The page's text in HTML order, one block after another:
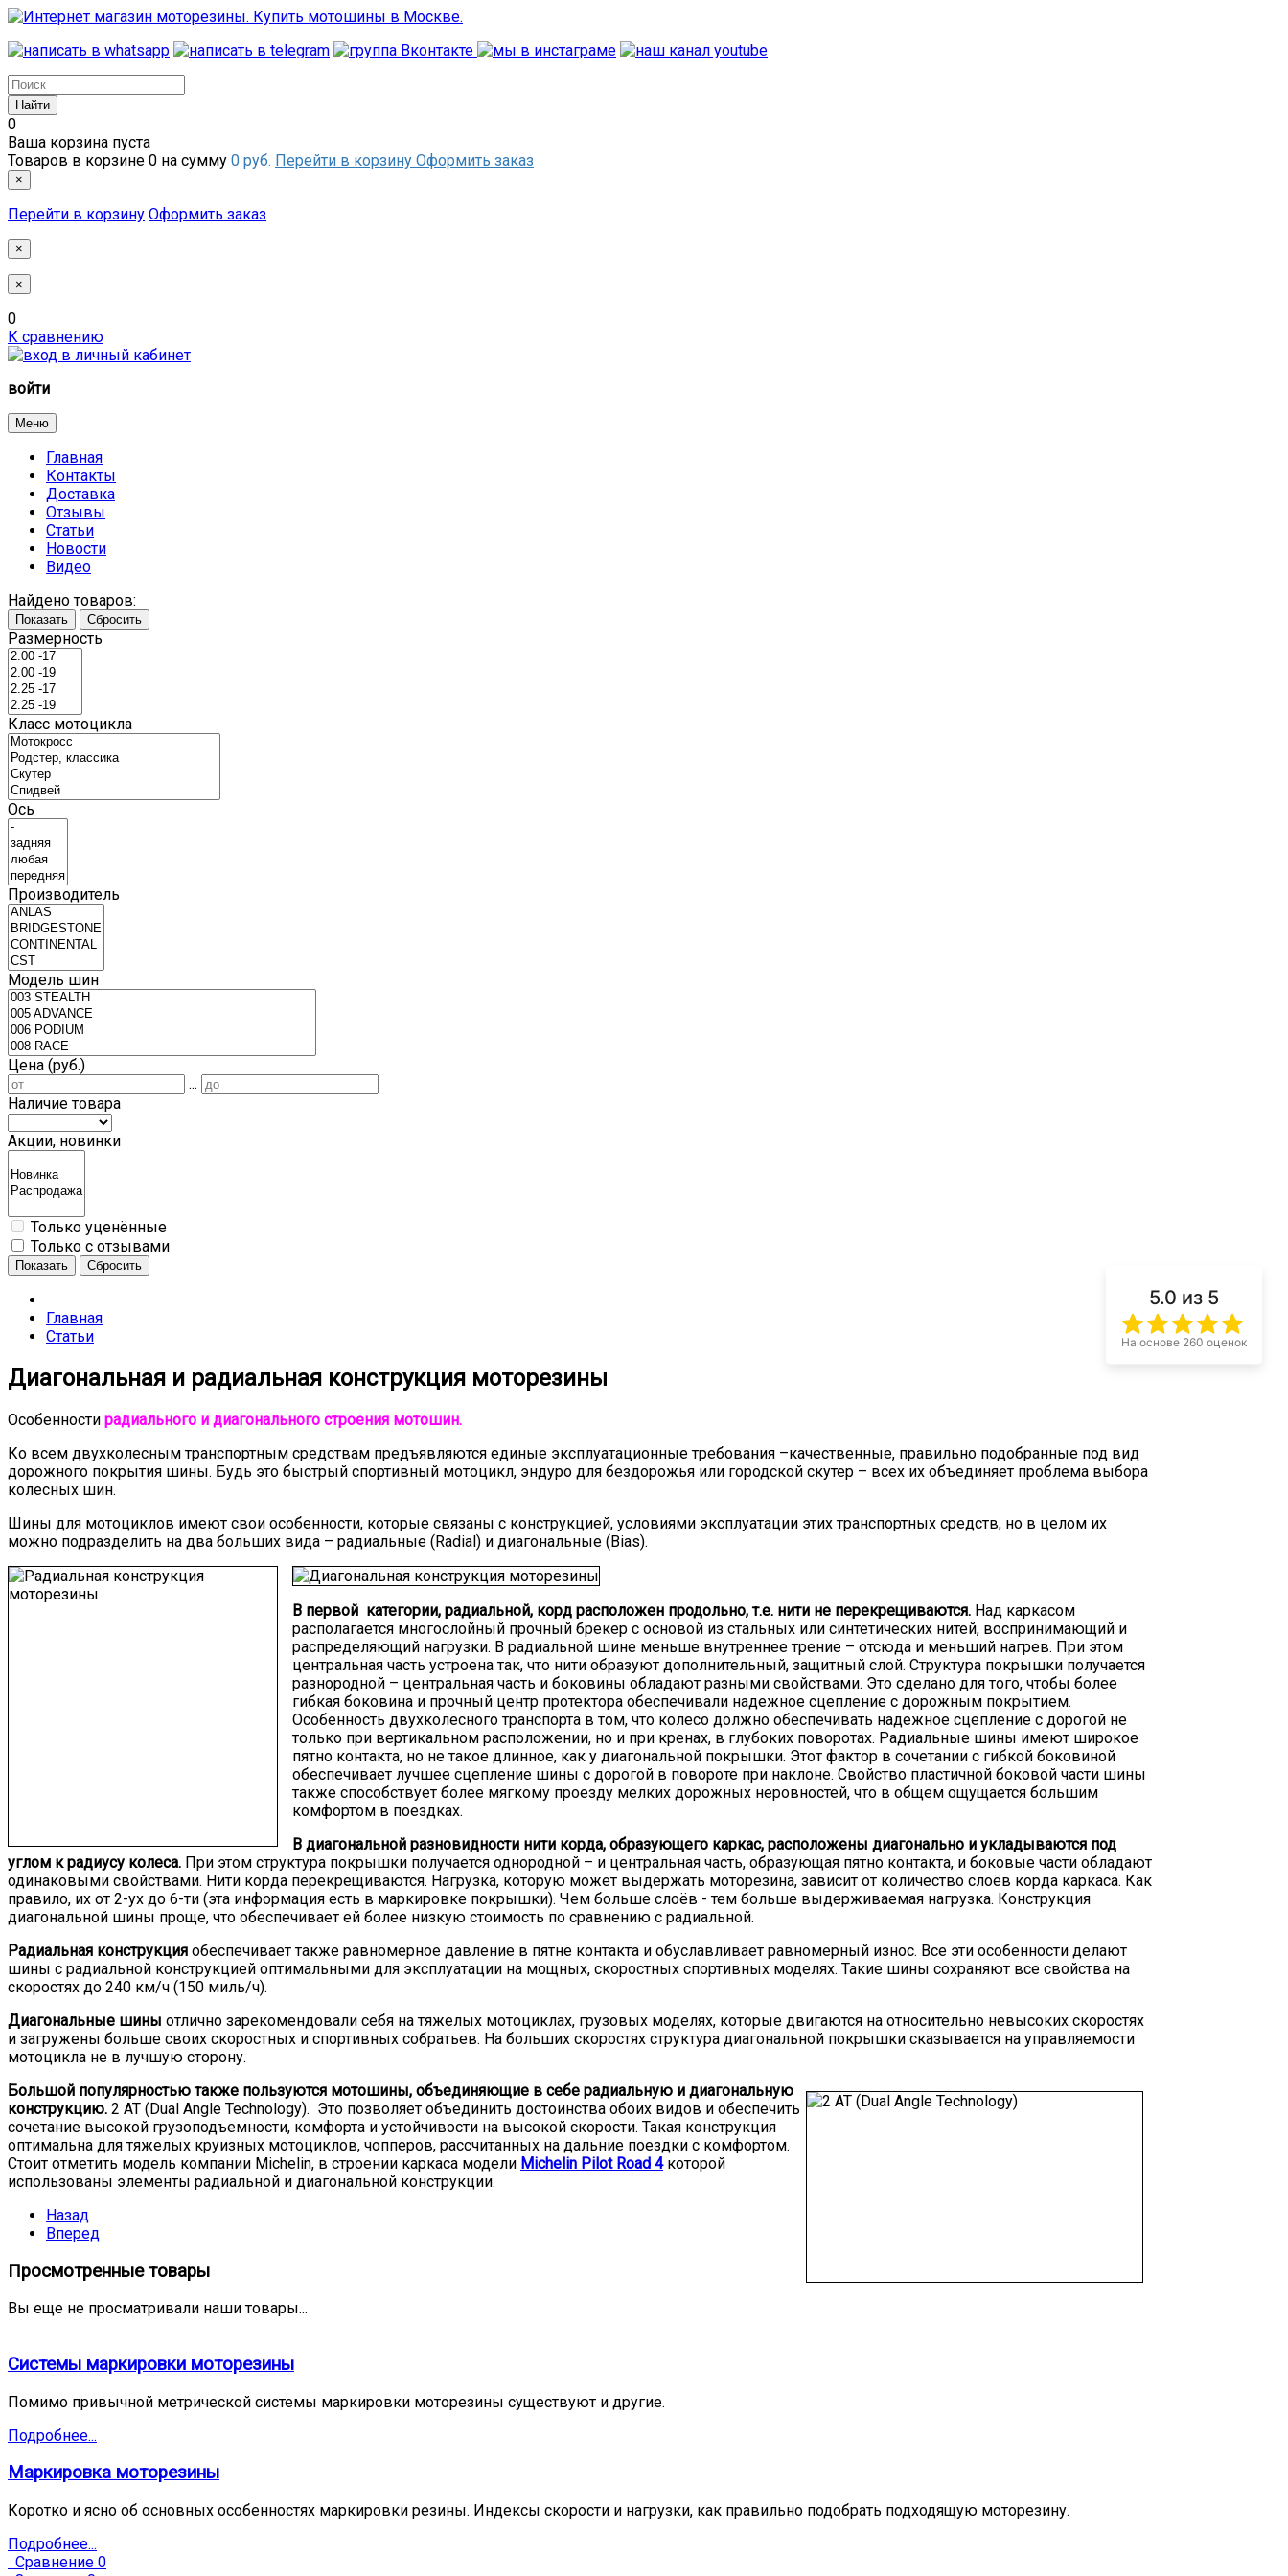
0
Ваша корзина пуста
Товаров в корзине 0 на сумму 0 руб. Перейти в корзину Оформить заказ
×
Перейти в корзину Оформить заказ
×
×
0
К сравнению
войти
Меню
Главная
Контакты
Доставка
Отзывы
Статьи
Новости
Видео
Найдено товаров:
Показать Сбросить
Размерность
Класс мотоцикла
Ось
Производитель
Модель шин
Цена (руб.)
...
Наличие товара
Акции, новинки
Только уценённые
Только с отзывами
Показать Сбросить
Главная
Статьи
Диагональная и радиальная конструкция моторезины
Особенности радиального и диагонального строения мотошин.
Ко всем двухколесным транспортным средствам предъявляются единые эксплуатационные требования –качественные, правильно подобранные под вид
дорожного покрытия шины. Будь это быстрый спортивный мотоцикл, эндуро для бездорожья или городской скутер – всех их объединяет проблема выбора
колесных шин.
Шины для мотоциклов имеют свои особенности, которые связаны с конструкцией, условиями эксплуатации этих транспортных средств, но в целом их
можно подразделить на два больших вида – радиальные (Radial) и диагональные (Bias).
В первой категории, радиальной, корд расположен продольно, т.е. нити не перекрещиваются. Над каркасом
располагается многослойный прочный брекер с основой из стальных или синтетических нитей, воспринимающий и
распределяющий нагрузки. В радиальной шине меньше внутреннее трение – отсюда и меньший нагрев. При этом
центральная часть устроена так, что нити образуют дополнительный, защитный слой. Структура покрышки получается
разнородной – центральная часть и боковины обладают разными свойствами. Это сделано для того, чтобы более
гибкая боковина и прочный центр протектора обеспечивали надежное сцепление с дорожным покрытием.
Особенность двухколесного транспорта в том, что колесо должно обеспечивать надежное сцепление с дорогой не
только при вертикальном расположении, но и при кренах, в глубоких поворотах. Радиальные шины имеют широкое
пятно контакта, но не такое длинное, как у диагональной покрышки. Этот фактор в сочетании с гибкой боковиной
обеспечивает лучшее сцепление шины с дорогой в повороте при наклоне. Свойство пластичной боковой части шины
также способствует более мягкому проезду мелких дорожных неровностей, что в общем ощущается большим
комфортом в поездках.
В диагональной разновидности нити корда, образующего каркас, расположены диагонально и укладываются под
углом к радиусу колеса. При этом структура покрышки получается однородной – и центральная часть, образующая пятно контакта, и боковые части обладают
одинаковыми свойствами. Нити корда перекрещиваются. Нагрузка, которую может выдержать моторезина, зависит от количество слоёв корда каркаса. Как
правило, их от 2-ух до 6-ти (эта информация есть в маркировке покрышки). Чем больше слоёв - тем больше выдерживаемая нагрузка. Конструкция
диагональной шины проще, что обеспечивает ей более низкую стоимость по сравнению с радиальной.
Радиальная конструкция обеспечивает также равномерное давление в пятне контакта и обуславливает равномерный износ. Все эти особенности делают
шины с радиальной конструкцией оптимальными для эксплуатации на мощных, скоростных спортивных моделях. Такие шины сохраняют все свойства на
скоростях до 240 км/ч (150 миль/ч).
Диагональные шины отлично зарекомендовали себя на тяжелых мотоциклах, грузовых моделях, которые двигаются на относительно невысоких скоростях
и загружены больше своих скоростных и спортивных собратьев. На больших скоростях структура диагональной покрышки сказывается на управляемости
мотоцикла не в лучшую сторону.
Большой популярностью также пользуются мотошины, объединяющие в себе радиальную и диагональную
конструкцию. 2 AT (Dual Angle Technology). Это позволяет объединить достоинства обоих видов и обеспечить
сочетание высокой грузоподъемности, комфорта и устойчивости на высокой скорости. Такая конструкция
оптимальна для тяжелых круизных мотоциклов, чопперов, рассчитанных на дальние поездки с комфортом.
Стоит отметить модель компании Michelin, в строении каркаса модели Michelin Pilot Road 4 которой
использованы элементы радиальной и диагональной конструкции.
Назад
Вперед
Просмотренные товары
Вы еще не просматривали наши товары...
Системы маркировки моторезины
Помимо привычной метрической системы маркировки моторезины существуют и другие.
Подробнее...
Маркировка моторезины
Коротко и ясно об основных особенностях маркировки резины. Индексы скорости и нагрузки, как правильно подобрать подходящую моторезину.
Подробнее...
Сравнение 0
5.0 из 5
На основе 260 оценок